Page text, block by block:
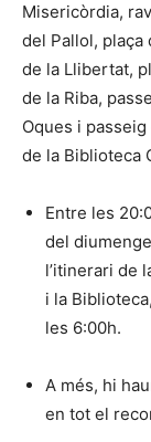
Misericòrdia,
del Pallol, plaça
de la Llibertat,
de la Riba,
Oques i
de la Biblioteca
Entre les
del
l’itinerari de
i la
les 6:00h.
A més, hi
en tot el